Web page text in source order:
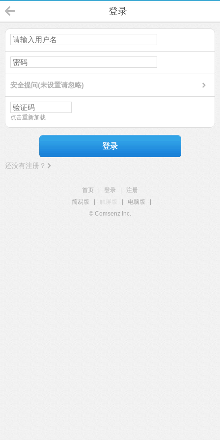
登录
安全提问(未设置请忽略)
点击重新加载
登录
还没有注册？
首页 登录
注册
简易版
触屏版 电脑版
© Comsenz Inc.